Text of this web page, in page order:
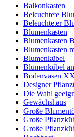
Balkonkasten
Beleuchtete
Beleuchteter
Blumenkasten
Blumenkasten
Blumenkasten
Blumenkübel
Blumenkübel
Bodenvasen
Designer
Die Wahl
Gewächshaus
Große
Große
Große